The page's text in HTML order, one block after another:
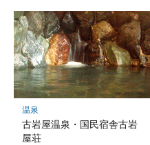
温泉
古岩屋温泉・国民宿舎古岩
屋荘